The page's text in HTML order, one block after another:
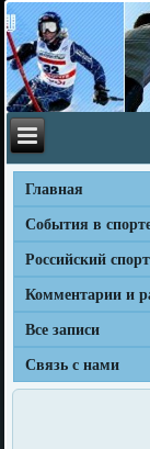
Главная
События в
Российский спорт
Комментарии и
Все записи
Связь с нами